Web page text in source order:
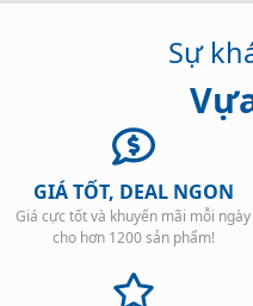
Sự
GIÁ TỐT, DEAL NGON
Giá cực tốt và khuyến mãi mỗi ngày
cho hơn 1200 sản phẩm!